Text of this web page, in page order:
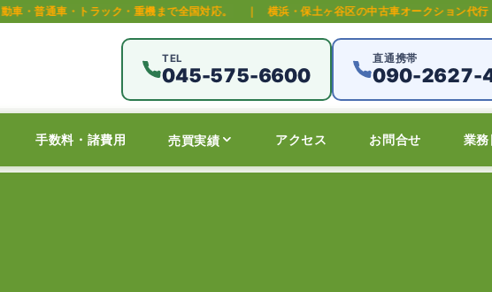
ク・重機まで全国対応。｜横浜・保土ヶ谷区の中古車オークション代行・販売・買取専門
TEL
045-575-6600
直通携帯
090-2627-
手数料・諸費用 売買実績 アクセス お問合せ 業務